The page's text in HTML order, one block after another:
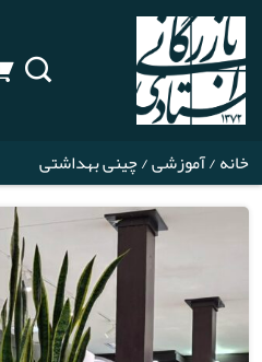
خانه/آموزشی/ چینی بهداشتی